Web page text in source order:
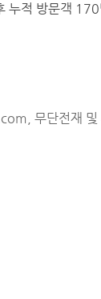
적 방문객
무단전재 및